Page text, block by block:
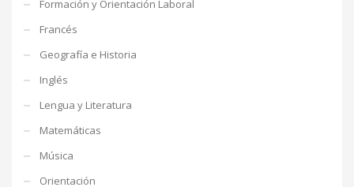
Formación y Orientación Laboral
Francés
Geografía e Historia
Inglés
Lengua y Literatura
Matemáticas
Música
Orientación